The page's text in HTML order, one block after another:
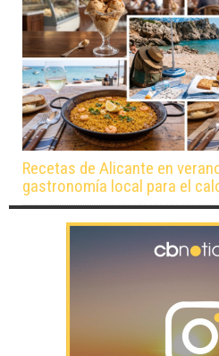
Recetas de Alicante en
gastronomía local para el